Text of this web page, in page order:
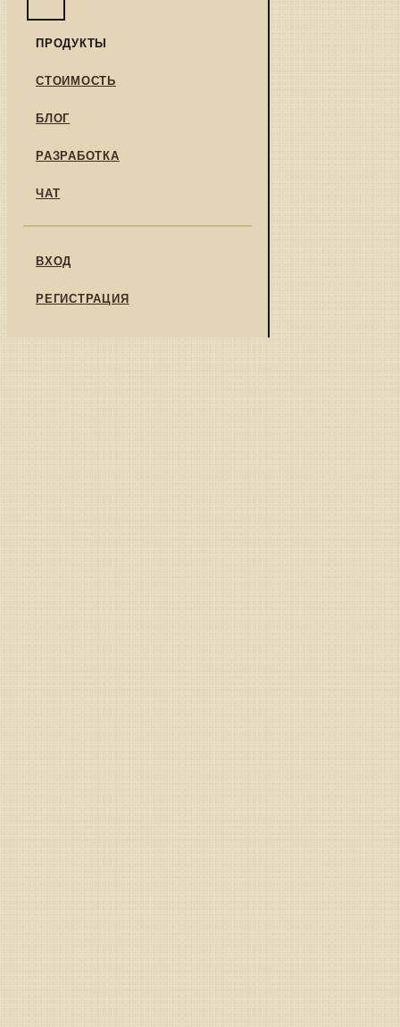
ПРОДУКТЫ
СТОИМОСТЬ
БЛОГ
РАЗРАБОТКА
ЧАТ
ВХОД
РЕГИСТРАЦИЯ